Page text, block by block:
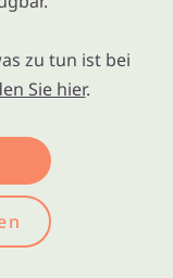
zu tun ist bei
Sie hier.